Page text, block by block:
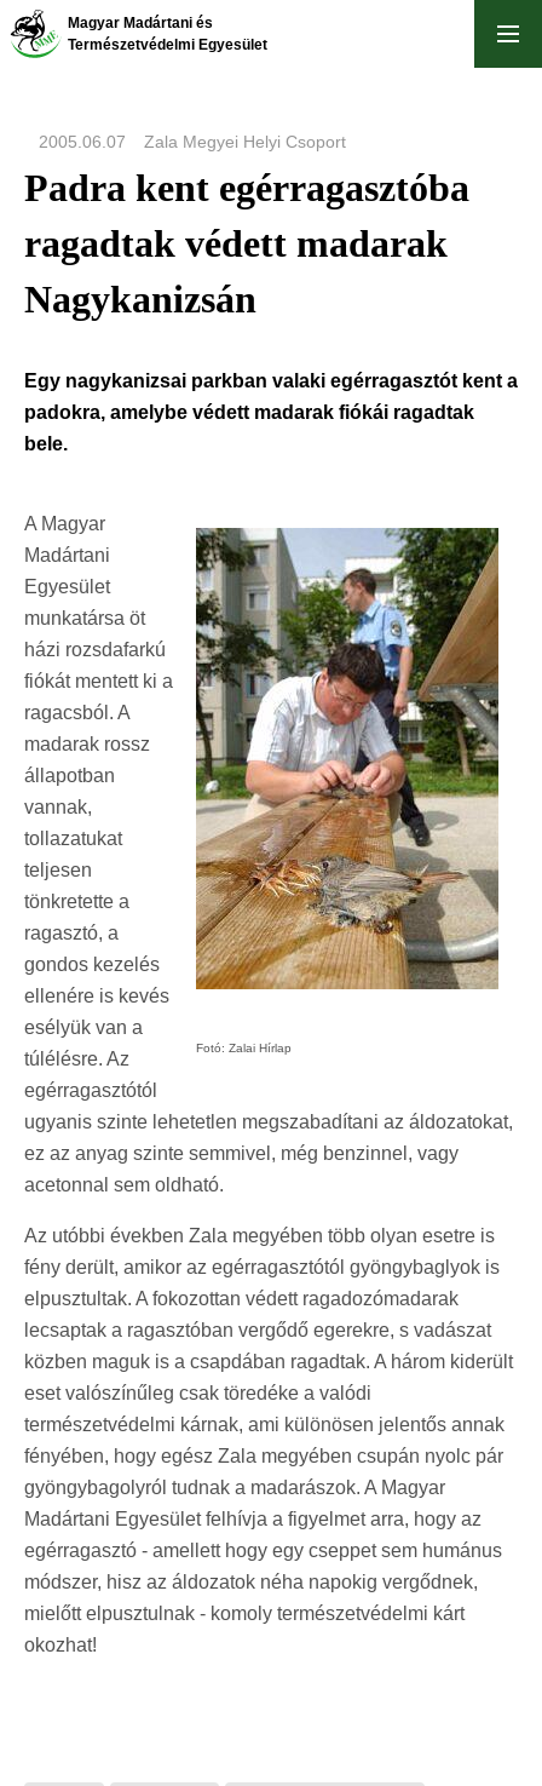
Ugrás
Magyar Madártani és
Természetvédelmi Egyesület
2005.06.07 Zala Megyei Helyi Csoport
Padra kent egérragasztóba
ragadtak védett madarak
Nagykanizsán
Egy nagykanizsai parkban valaki egérragasztót kent a
padokra, amelybe védett madarak fiókái ragadtak
bele.
Fotó: Zalai Hírlap
A Magyar
Madártani
Egyesület
munkatársa öt
házi rozsdafarkú
fiókát mentett ki a
ragacsból. A
madarak rossz
állapotban
vannak,
tollazatukat
teljesen
tönkretette a
ragasztó, a
gondos kezelés
ellenére is kevés
esélyük van a
túlélésre. Az
egérragasztótól
ugyanis szinte lehetetlen megszabadítani az áldozatokat,
ez az anyag szinte semmivel, még benzinnel, vagy
acetonnal sem oldható.
Az utóbbi években Zala megyében több olyan esetre is
fény derült, amikor az egérragasztótól gyöngybaglyok is
elpusztultak. A fokozottan védett ragadozómadarak
lecsaptak a ragasztóban vergődő egerekre, s vadászat
közben maguk is a csapdában ragadtak. A három kiderült
eset valószínűleg csak töredéke a valódi
természetvédelmi kárnak, ami különösen jelentős annak
fényében, hogy egész Zala megyében csupán nyolc pár
gyöngybagolyról tudnak a madarászok. A Magyar
Madártani Egyesület felhívja a figyelmet arra, hogy az
egérragasztó - amellett hogy egy cseppet sem humánus
módszer, hisz az áldozatok néha napokig vergődnek,
mielőtt elpusztulnak - komoly természetvédelmi kárt
okozhat!